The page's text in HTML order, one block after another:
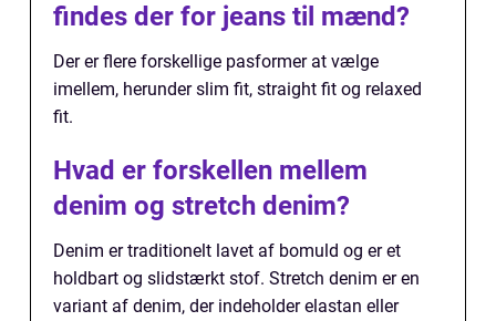
findes der for jeans til mænd?
Der er flere forskellige pasformer at vælge
imellem, herunder slim fit, straight fit og relaxed
fit.
Hvad er forskellen mellem
denim og stretch denim?
Denim er traditionelt lavet af bomuld og er et
holdbart og slidstærkt stof. Stretch denim er en
variant af denim, der indeholder elastan eller